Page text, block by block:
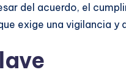
del acuerdo, el
exige una vigilancia y